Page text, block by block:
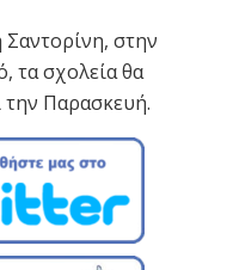
στην
τα σχολεία θα
την Παρασκευή.